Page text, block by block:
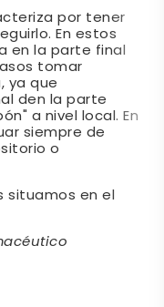
por tener
En estos
en la parte final
tomar
ya que
den la parte
a nivel local. En
siempre de
o
situamos en el